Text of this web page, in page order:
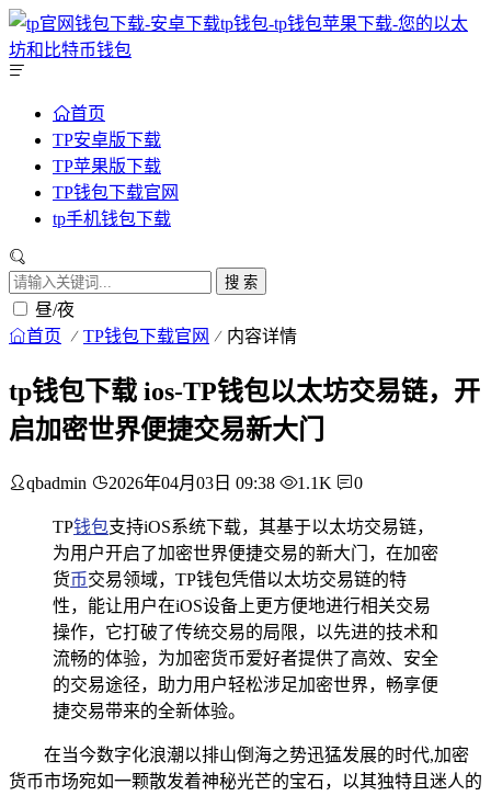
首页
TP安卓版下载
TP苹果版下载
TP钱包下载官网
tp手机钱包下载
搜 索
昼/夜
首页 TP钱包下载官网 内容详情
tp钱包下载 ios-TP钱包以太坊交易链，开
启加密世界便捷交易新大门
qbadmin 2026年04月03日 09:38 1.1K 0
TP钱包支持iOS系统下载，其基于以太坊交易链，
为用户开启了加密世界便捷交易的新大门，在加密
货币交易领域，TP钱包凭借以太坊交易链的特
性，能让用户在iOS设备上更方便地进行相关交易
操作，它打破了传统交易的局限，以先进的技术和
流畅的体验，为加密货币爱好者提供了高效、安全
的交易途径，助力用户轻松涉足加密世界，畅享便
捷交易带来的全新体验。
在当今数字化浪潮以排山倒海之势迅猛发展的时代,加密
货币市场宛如一颗散发着神秘光芒的宝石，以其独特且迷人的